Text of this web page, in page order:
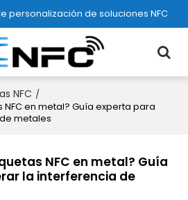
personalización de soluciones NFC
NFC /
en metal? Guía experta para
metales
NFC en metal? Guía
la interferencia de